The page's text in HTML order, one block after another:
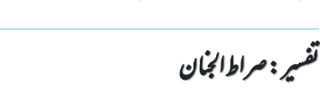
تفسیر : ‎صراط الجنان